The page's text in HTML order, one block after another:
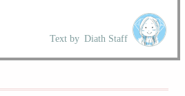
Text by Diath Staff